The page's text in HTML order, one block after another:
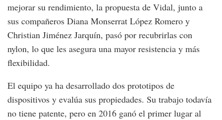
mejorar su rendimiento, la propuesta de Vidal, junto a
sus compañeros Diana Monserrat López Romero y
Christian Jiménez Jarquín, pasó por recubrirlas con
nylon, lo que les asegura una mayor resistencia y más
flexibilidad.
El equipo ya ha desarrollado dos prototipos de
dispositivos y evalúa sus propiedades. Su trabajo todavía
no tiene patente, pero en 2016 ganó el primer lugar al